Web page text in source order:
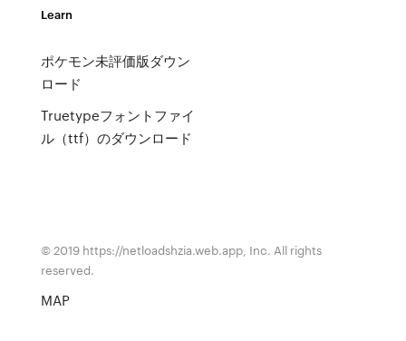
Learn
ポケモン未評価版ダウン
ロード
Truetypeフォントファイ
ル（ttf）のダウンロード
© 2019 https://netloadshzia.web.app, Inc. All rights
reserved.
MAP